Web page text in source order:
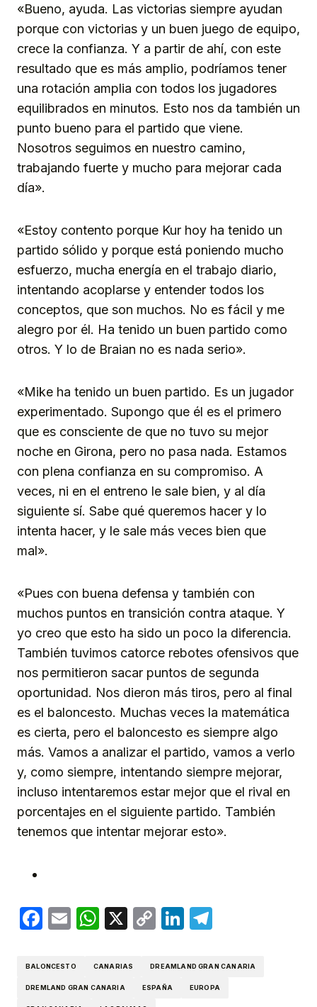
«Bueno, ayuda. Las victorias siempre ayudan
porque con victorias y un buen juego de equipo,
crece la confianza. Y a partir de ahí, con este
resultado que es más amplio, podríamos tener
una rotación amplia con todos los jugadores
equilibrados en minutos. Esto nos da también un
punto bueno para el partido que viene.
Nosotros seguimos en nuestro camino,
trabajando fuerte y mucho para mejorar cada
día».
«Estoy contento porque Kur hoy ha tenido un
partido sólido y porque está poniendo mucho
esfuerzo, mucha energía en el trabajo diario,
intentando acoplarse y entender todos los
conceptos, que son muchos. No es fácil y me
alegro por él. Ha tenido un buen partido como
otros. Y lo de Braian no es nada serio».
«Mike ha tenido un buen partido. Es un jugador
experimentado. Supongo que él es el primero
que es consciente de que no tuvo su mejor
noche en Girona, pero no pasa nada. Estamos
con plena confianza en su compromiso. A
veces, ni en el entreno le sale bien, y al día
siguiente sí. Sabe qué queremos hacer y lo
intenta hacer, y le sale más veces bien que
mal».
«Pues con buena defensa y también con
muchos puntos en transición contra ataque. Y
yo creo que esto ha sido un poco la diferencia.
También tuvimos catorce rebotes ofensivos que
nos permitieron sacar puntos de segunda
oportunidad. Nos dieron más tiros, pero al final
es el baloncesto. Muchas veces la matemática
es cierta, pero el baloncesto es siempre algo
más. Vamos a analizar el partido, vamos a verlo
y, como siempre, intentando siempre mejorar,
incluso intentaremos estar mejor que el rival en
porcentajes en el siguiente partido. También
tenemos que intentar mejorar esto».
Facebook
EmailWhatsApp
X
CopyLinkedIn
BALONCESTO CANARIAS DREAMLAND GRAN CANARIA
DREMLAND GRAN CANARIA ESPAÑA EUROPA